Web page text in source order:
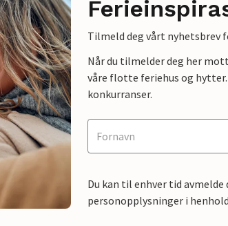
Tilmeld deg vårt nyhetsbrev
Når du tilmelder deg her
våre flotte feriehus og
konkurranser.
Du kan til enhver tid
personopplysninger i